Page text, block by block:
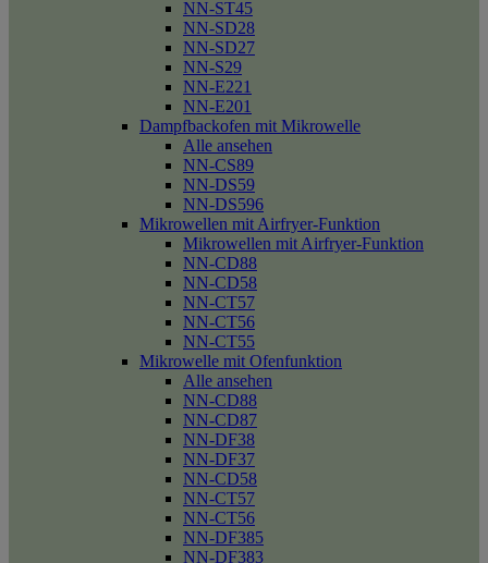
NN-ST45
NN-SD28
NN-SD27
NN-S29
NN-E221
NN-E201
Dampfbackofen mit Mikrowelle
Alle ansehen
NN-CS89
NN-DS59
NN-DS596
Mikrowellen mit Airfryer-Funktion
Mikrowellen mit Airfryer-Funktion
NN-CD88
NN-CD58
NN-CT57
NN-CT56
NN-CT55
Mikrowelle mit Ofenfunktion
Alle ansehen
NN-CD88
NN-CD87
NN-DF38
NN-DF37
NN-CD58
NN-CT57
NN-CT56
NN-DF385
NN-DF383